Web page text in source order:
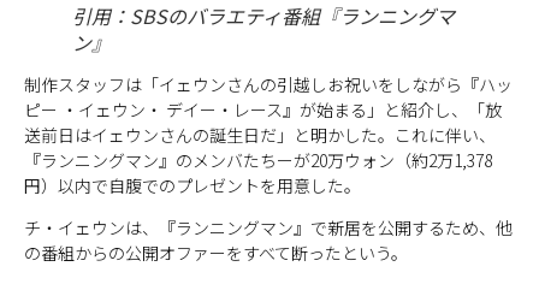
引用：SBSのバラエティ番組『ランニングマ
ン』
制作スタッフは「イェウンさんの引越しお祝いをしながら『ハッ
ピー ・イェウン・ デイー・レース』が始まる」と紹介し、「放
送前日はイェウンさんの誕生日だ」と明かした。これに伴い、
『ランニングマン』のメンバたちーが20万ウォン（約2万1,378
円）以内で自腹でのプレゼントを用意した。
チ・イェウンは、『ランニングマン』で新居を公開するため、他
の番組からの公開オファーをすべて断ったという。